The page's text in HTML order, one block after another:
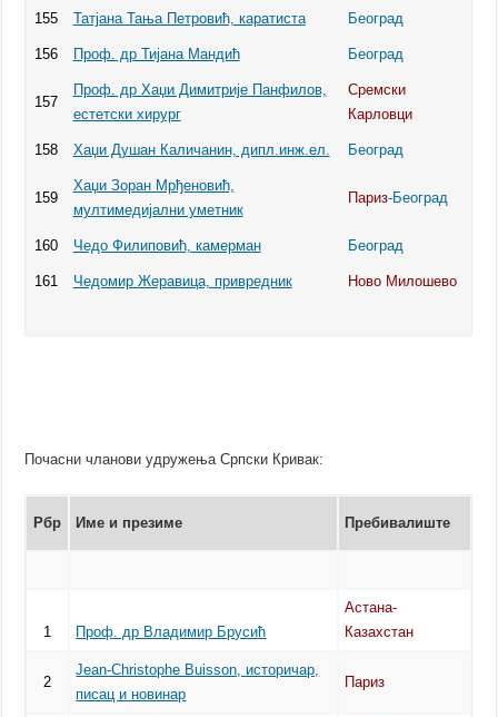
155 Татјана Тања Петровић, каратиста Београд
156 Проф. др Тијана Мандић Београд
157
Проф. др Хаџи Димитрије Панфилов,
естетски хирург
Сремски
Карловци
158 Хаџи Душан Каличанин, дипл.инж.ел. Београд
159
Хаџи Зоран Мрђеновић,
мултимедијални уметник
Париз-Београд
160 Чедо Филиповић, камерман Београд
161 Чедомир Жеравица, привредник Ново Милошево
Почасни чланови удружења Српски Кривак:
Рбр Име и презиме Пребивалиште
1 Проф. др Владимир Брусић
Астана-
Казахстан
2
Јean-Christophe Buisson, историчар,
писац и новинар
Париз